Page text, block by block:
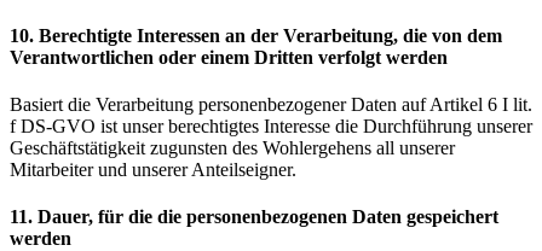
10. Berechtigte Interessen an der Verarbeitung, die von dem
Verantwortlichen oder einem Dritten verfolgt werden
Basiert die Verarbeitung personenbezogener Daten auf Artikel 6 I lit.
f DS-GVO ist unser berechtigtes Interesse die Durchführung unserer
Geschäftstätigkeit zugunsten des Wohlergehens all unserer
Mitarbeiter und unserer Anteilseigner.
11. Dauer, für die die personenbezogenen Daten gespeichert
werden